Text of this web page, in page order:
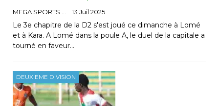
MEGA SPORTS 13 Juil 2025
Le 3e chapitre de la D2 s'est joué ce dimanche à Lomé
et à Kara. A Lomé dans la poule A, le duel de la capitale a
tourné en faveur…
DEUXIEME DIVISION